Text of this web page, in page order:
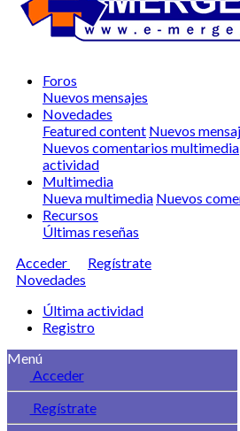
Foros
Nuevos mensajes
Novedades
Featured content Nuevos
Nuevos comentarios multimedia
actividad
Multimedia
Nueva multimedia Nuevos
Recursos
Últimas reseñas
Acceder
Regístrate
Novedades
Última actividad
Registro
Menú
Acceder
Regístrate